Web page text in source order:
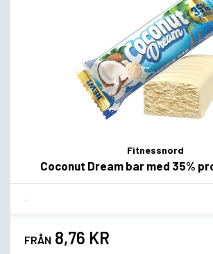
Fitnessnord
Coconut Dream bar med 35%
FRÅN 8,76 KR